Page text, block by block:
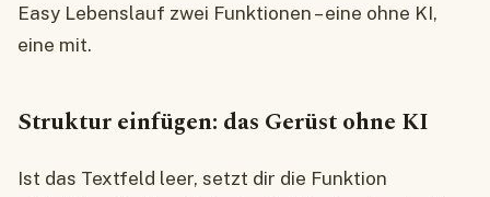
Easy Lebenslauf zwei Funktionen – eine ohne KI,
eine mit.
Struktur einfügen: das Gerüst ohne KI
Ist das Textfeld leer, setzt dir die Funktion